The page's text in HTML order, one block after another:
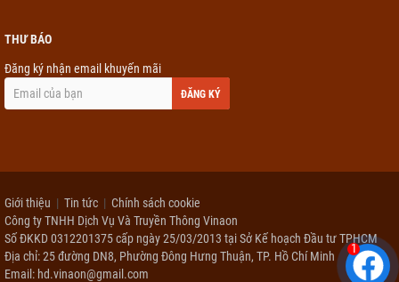
THƯ BÁO
Đăng ký nhận email khuyến mãi
ĐĂNG KÝ
Giới thiệu Tin tức
Chính sách cookie
Công ty TNHH Dịch Vụ Và Truyền Thông Vinaon
Số ĐKKD 0312201375 cấp ngày 25/03/2013 tại Sở Kế hoạch Đầu tư TPHCM
Địa chỉ: 25 đường DN8, Phường Đông Hưng Thuận, TP. Hồ Chí Minh
Email: hd.vinaon@gmail.com
1